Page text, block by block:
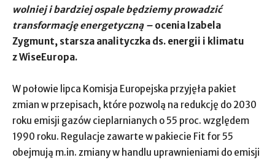
wolniej i bardziej ospale będziemy prowadzić
transformację energetyczną – ocenia Izabela
Zygmunt, starsza analityczka ds. energii i klimatu
z WiseEuropa.
W połowie lipca Komisja Europejska przyjęła pakiet
zmian w przepisach, które pozwolą na redukcję do 2030
roku emisji gazów cieplarnianych o 55 proc. względem
1990 roku. Regulacje zawarte w pakiecie Fit for 55
obejmują m.in. zmiany w handlu uprawnieniami do emisji